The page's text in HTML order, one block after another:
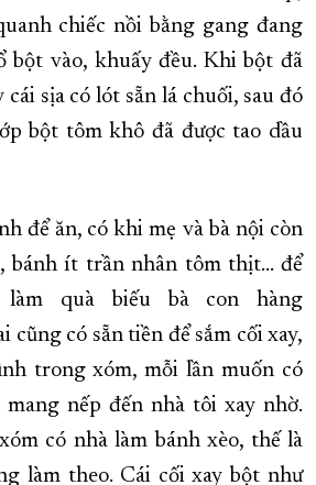
chiếc nồi bằng gang đang
bột vào, khuấy đều. Khi bột đã
cái sịa có lót sẵn lá chuối, sau đó
bột tôm khô đã được tao dầu
để ăn, có khi mẹ và bà nội còn
bánh ít trần nhân tôm thịt… để
làm quà biếu bà con hàng
cũng có sẵn tiền để sắm cối xay,
trong xóm, mỗi lần muốn có
mang nếp đến nhà tôi xay nhờ.
có nhà làm bánh xèo, thế là
làm theo. Cái cối xay bột như